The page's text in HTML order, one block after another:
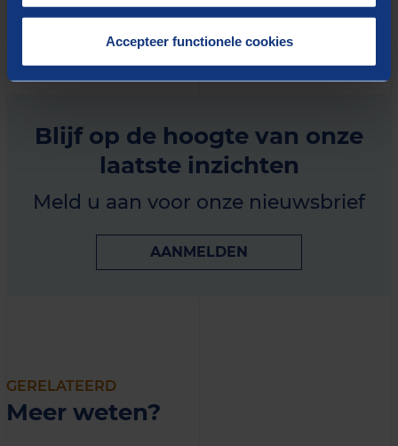
Accepteer functionele cookies
Blijf op de hoogte van onze
laatste inzichten
Meld u aan voor onze nieuwsbrief
AANMELDEN
GERELATEERD
Meer weten?